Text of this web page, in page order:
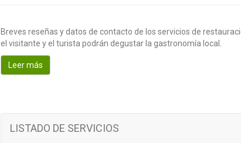
Breves reseñas y datos de contacto de los servicios de
el visitante y el turista podrán degustar la gastronomía local.
Leer más
LISTADO DE SERVICIOS